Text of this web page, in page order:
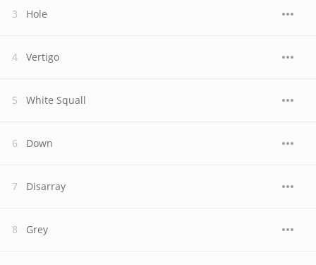
Hole
Vertigo
White Squall
Down
Disarray
Grey